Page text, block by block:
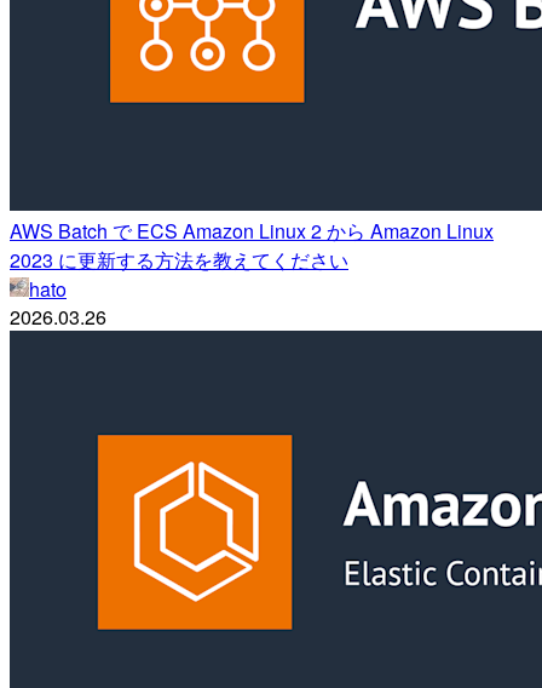
AWS Batch で ECS Amazon Linux 2 から Amazon Linux
2023 に更新する方法を教えてください
hato
2026.03.26